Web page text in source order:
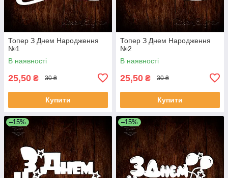
Топер З Днем Народження
№1
В наявності
25,50 ₴ 30 ₴
Купити
Топер З Днем Народження
№2
В наявності
25,50 ₴ 30 ₴
Купити
–15% –15%